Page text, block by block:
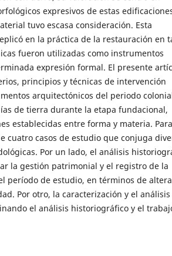
expresivos de estas
tuvo escasa consideración. Esta
en la práctica de la restauración en
fueron utilizadas como instrumentos
expresión formal. El presente
principios y técnicas de intervención
arquitectónicos del periodo
de tierra durante la etapa fundacional,
establecidas entre forma y materia.
cuatro casos de estudio que conjuga
Por un lado, el análisis
la gestión patrimonial y el registro de la
período de estudio, en términos de
Por otro, la caracterización y el
el análisis historiográfico y el